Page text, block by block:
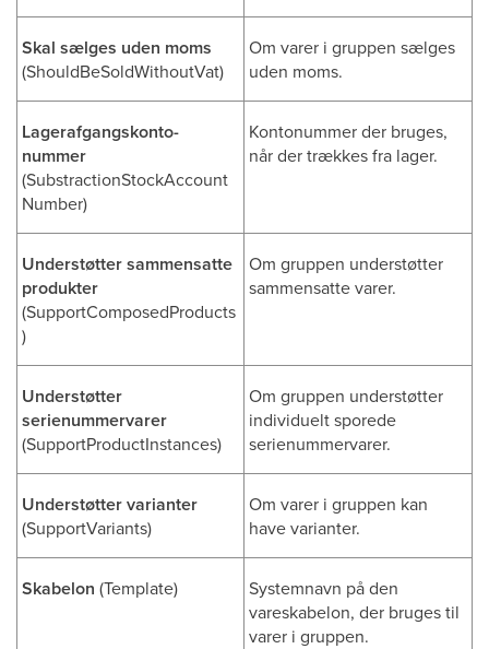
Skal sælges uden moms
(ShouldBeSoldWithoutVat)
Om varer i gruppen sælges
uden moms.
Lagerafgangskonto-
nummer
(SubstractionStockAccount
Number)
Kontonummer der bruges,
når der trækkes fra lager.
Understøtter sammensatte
produkter
(SupportComposedProducts
)
Om gruppen understøtter
sammensatte varer.
Understøtter
serienummervarer
(SupportProductInstances)
Om gruppen understøtter
individuelt sporede
serienummervarer.
Understøtter varianter
(SupportVariants)
Om varer i gruppen kan
have varianter.
Skabelon (Template)
Systemnavn på den
vareskabelon, der bruges til
varer i gruppen.